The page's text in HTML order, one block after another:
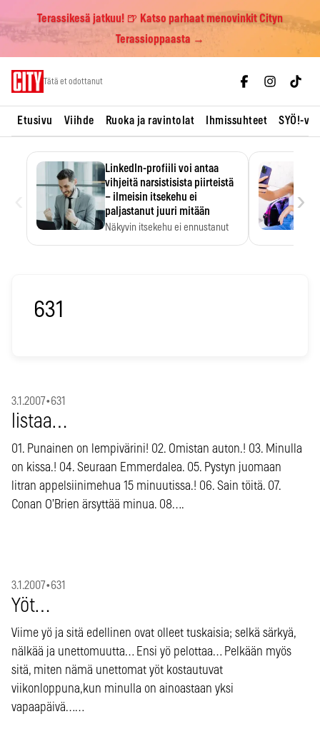
Terassikesä jatkuu! 🍺 Katso parhaat menovinkit Cityn
Terassioppaasta →
Tätä et odottanut
Etusivu Viihde Ruoka ja ravintolat Ihmissuhteet SYÖ!-
LinkedIn-profiili voi antaa
vihjeitä narsistisista piirteistä
– ilmeisin itsekehu ei
paljastanut juuri mitään
Näkyvin itsekehu ei ennustanut
›
631
3.1.2007•631
listaa…
01. Punainen on lempivärini! 02. Omistan auton.! 03. Minulla
on kissa.! 04. Seuraan Emmerdalea. 05. Pystyn juomaan
litran appelsiinimehua 15 minuutissa.! 06. Sain töitä. 07.
Conan O’Brien ärsyttää minua. 08….
3.1.2007•631
Yöt…
Viime yö ja sitä edellinen ovat olleet tuskaisia; selkä särkyä,
nälkää ja unettomuutta… Ensi yö pelottaa… Pelkään myös
sitä, miten nämä unettomat yöt kostautuvat
viikonloppuna,kun minulla on ainoastaan yksi
vapaapäivä……